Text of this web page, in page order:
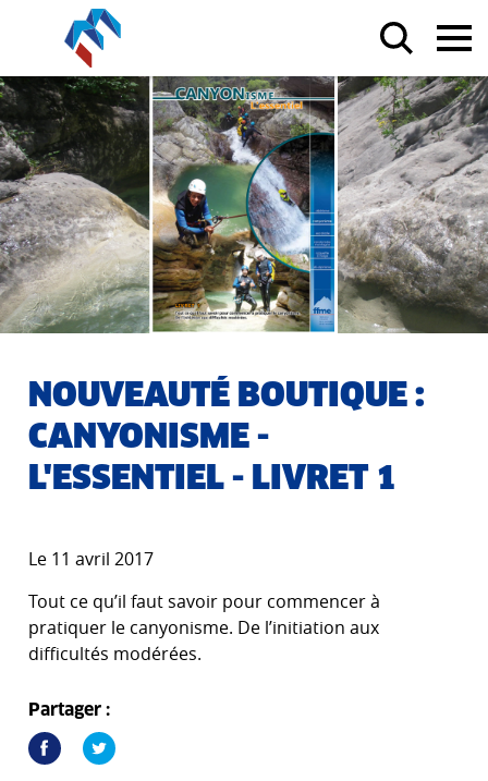
NOUVEAUTÉ BOUTIQUE :
CANYONISME -
L'ESSENTIEL - LIVRET 1
Le 11 avril 2017
Tout ce qu’il faut savoir pour commencer à
pratiquer le canyonisme. De l’initiation aux
difficultés modérées.
Partager :